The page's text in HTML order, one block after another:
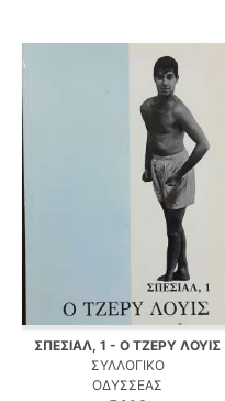
ΣΠΕΣΙΑΛ, 1 - Ο ΤΖΕΡΥ ΛΟΥΙΣ
ΣΥΛΛΟΓΙΚΟ
ΟΔΥΣΣΕΑΣ